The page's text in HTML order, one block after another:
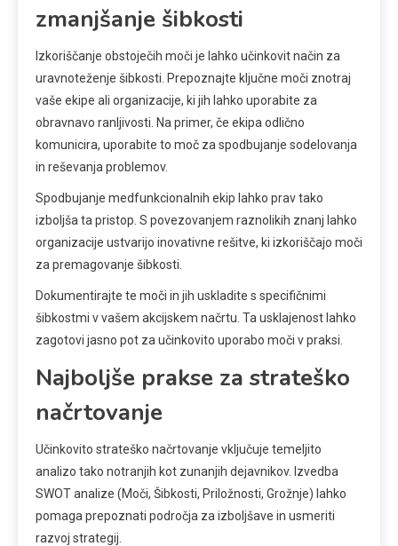
zmanjšanje šibkosti
Izkoriščanje obstoječih moči je lahko učinkovit način za
uravnoteženje šibkosti. Prepoznajte ključne moči znotraj
vaše ekipe ali organizacije, ki jih lahko uporabite za
obravnavo ranljivosti. Na primer, če ekipa odlično
komunicira, uporabite to moč za spodbujanje sodelovanja
in reševanja problemov.
Spodbujanje medfunkcionalnih ekip lahko prav tako
izboljša ta pristop. S povezovanjem raznolikih znanj lahko
organizacije ustvarijo inovativne rešitve, ki izkoriščajo moči
za premagovanje šibkosti.
Dokumentirajte te moči in jih uskladite s specifičnimi
šibkostmi v vašem akcijskem načrtu. Ta usklajenost lahko
zagotovi jasno pot za učinkovito uporabo moči v praksi.
Najboljše prakse za strateško
načrtovanje
Učinkovito strateško načrtovanje vključuje temeljito
analizo tako notranjih kot zunanjih dejavnikov. Izvedba
SWOT analize (Moči, Šibkosti, Priložnosti, Grožnje) lahko
pomaga prepoznati področja za izboljšave in usmeriti
razvoj strategij.